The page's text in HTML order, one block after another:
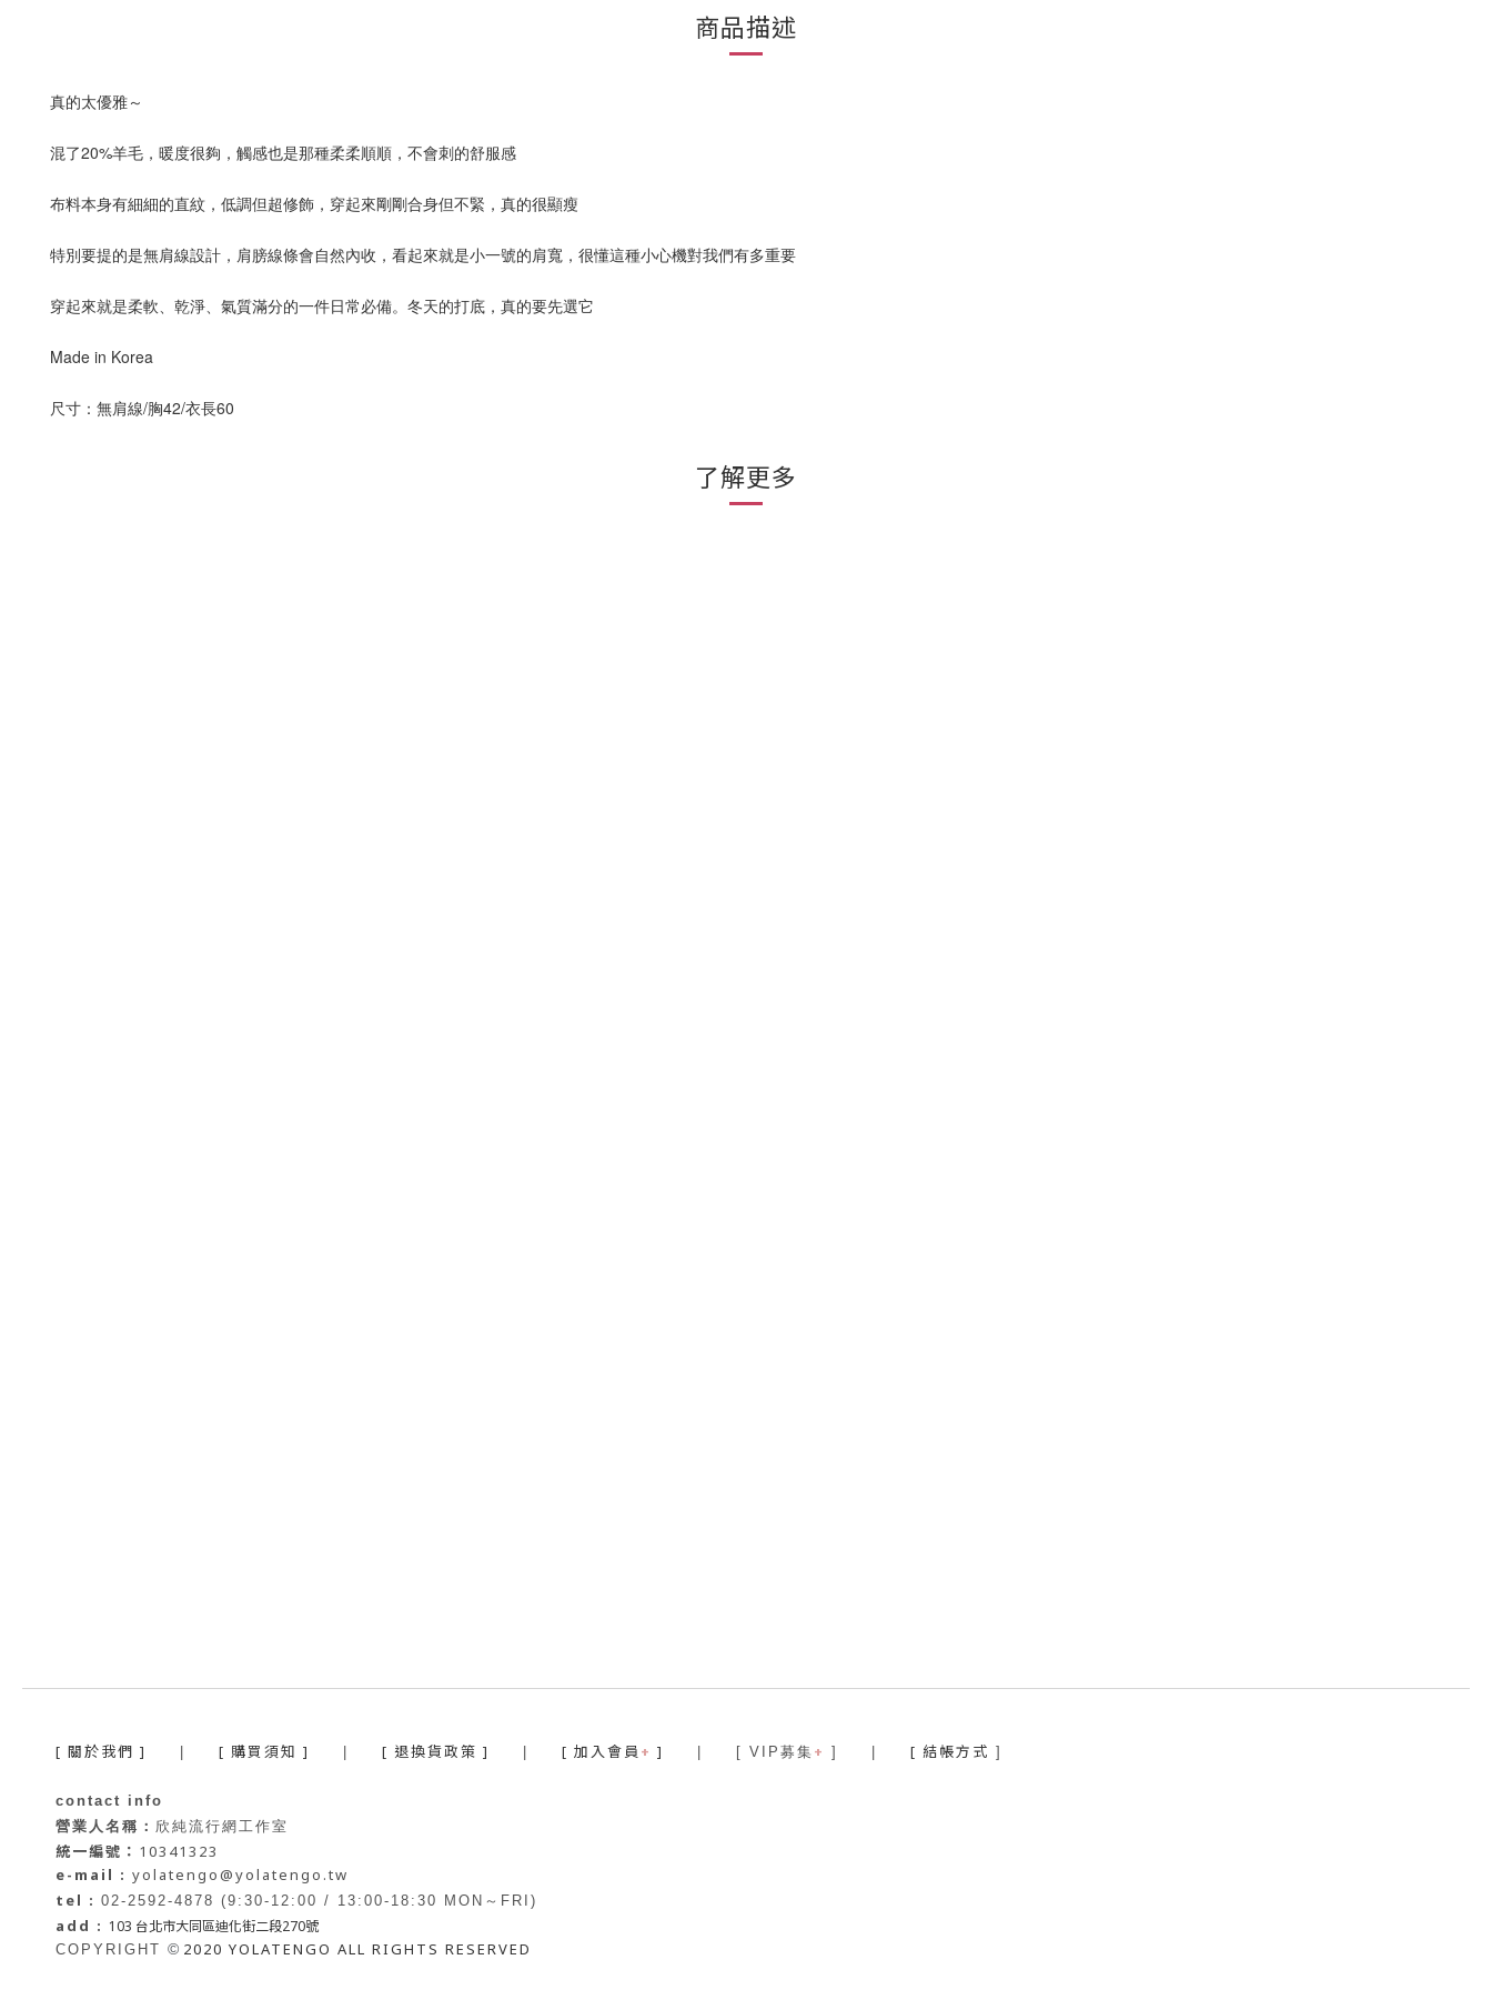
商品描述
真的太優雅～
混了20%羊毛，暖度很夠，觸感也是那種柔柔順順，不會刺的舒服感
布料本身有細細的直紋，低調但超修飾，穿起來剛剛合身但不緊，真的很顯瘦
特別要提的是無肩線設計，肩膀線條會自然內收，看起來就是小一號的肩寬，很懂這種小心機對我們有多重要
穿起來就是柔軟、乾淨、氣質滿分的一件日常必備。冬天的打底，真的要先選它
Made in Korea
尺寸：無肩線/胸42/衣長60
了解更多
[ 關於我們 ] [ 購買須知 ] [ 退換貨政策 ] [ 加入會員 + ] | [ VIP募集 + ] [ 結帳方式 ]
contact info
營業人名稱： 欣純流行網工作室
統一編號： 10341323
e-mail : yolatengo@yolatengo.tw
tel : 02-2592-4878 (9:30-12:00 / 13:00-18:30 MON～FRI)
add : 103 台北市大同區迪化街二段270號
COPYRIGHT © 2020 YOLATENGO ALL RIGHTS RESERVED